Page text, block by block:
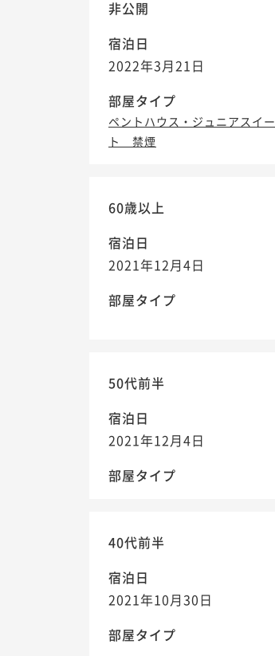
非公開
宿泊日
2022年3月21日
部屋タイプ
ペントハウス・ジュニアスイー
ト 禁煙
60歳以上
宿泊日
2021年12月4日
部屋タイプ
50代前半
宿泊日
2021年12月4日
部屋タイプ
40代前半
宿泊日
2021年10月30日
部屋タイプ